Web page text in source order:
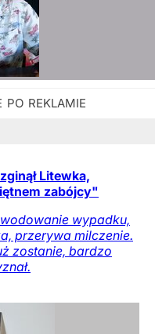
Litewka,
zabójcy"
wypadku,
przerywa milczenie.
zostanie, bardzo